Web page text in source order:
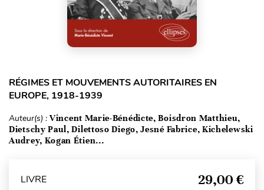
RÉGIMES ET MOUVEMENTS AUTORITAIRES EN
EUROPE, 1918-1939
Auteur(s) : Vincent Marie-Bénédicte, Boisdron Matthieu,
Dietschy Paul, Dilettoso Diego, Jesné Fabrice, Kichelewski
Audrey, Kogan Étien...
LIVRE 29,00 €